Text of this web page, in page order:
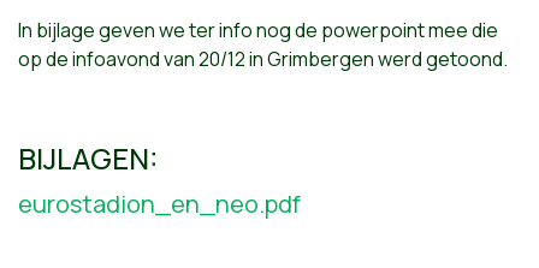
In bijlage geven we ter info nog de powerpoint mee die
op de infoavond van 20/12 in Grimbergen werd getoond.
BIJLAGEN:
eurostadion_en_neo.pdf